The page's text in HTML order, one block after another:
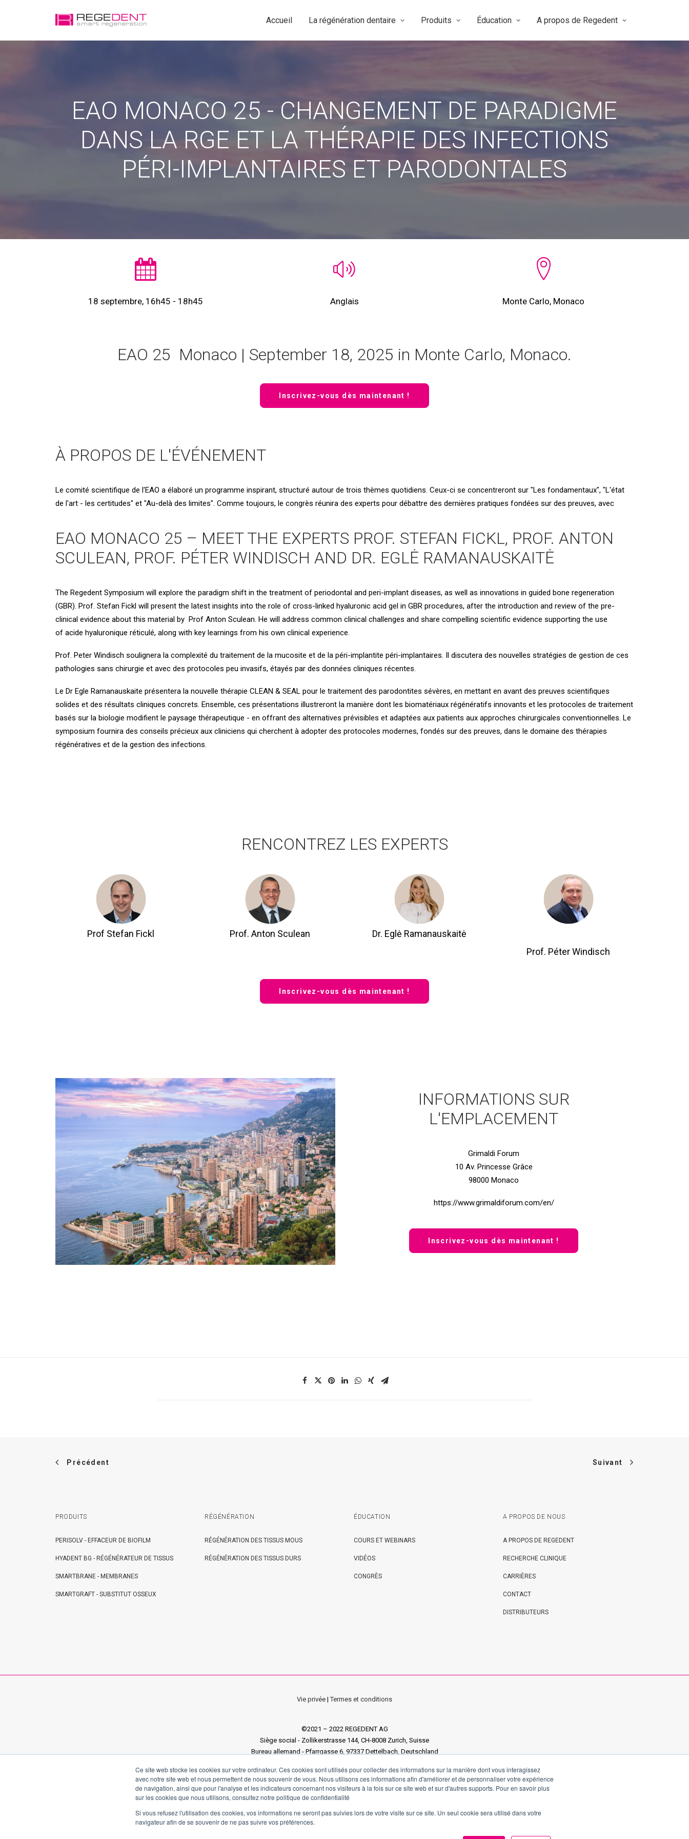
Ce site web stocke les cookies sur votre ordinateur. Ces cookies sont utilisés pour collecter des informations sur la manière dont vous interagissez
avec notre site web et nous permettent de nous souvenir de vous. Nous utilisons ces informations afin d'améliorer et de personnaliser votre expérience
de navigation, ainsi que pour l'analyse et les indicateurs concernant nos visiteurs à la fois sur ce site web et sur d'autres supports. Pour en savoir plus
sur les cookies que nous utilisons, consultez notre politique de confidentialité
Si vous refusez l'utilisation des cookies, vos informations ne seront pas suivies lors de votre visite sur ce site. Un seul cookie sera utilisé dans votre
navigateur afin de se souvenir de ne pas suivre vos préférences.
Accueil La régénération dentaire Produits Éducation A propos de Regedent
EAO MONACO 25 - CHANGEMENT DE PARADIGME
DANS LA RGE ET LA THÉRAPIE DES INFECTIONS
PÉRI-IMPLANTAIRES ET PARODONTALES
18 septembre, 16h45 - 18h45 Anglais Monte Carlo, Monaco
EAO 25 Monaco | September 18, 2025 in Monte Carlo, Monaco.
Inscrivez-vous dès maintenant !
À PROPOS DE L'ÉVÉNEMENT
Le comité scientifique de l'EAO a élaboré un programme inspirant, structuré autour de trois thèmes quotidiens. Ceux-ci se concentreront sur "Les fondamentaux", "L'état
de l'art - les certitudes" et "Au-delà des limites". Comme toujours, le congrès réunira des experts pour débattre des dernières pratiques fondées sur des preuves, avec
EAO MONACO 25 – MEET THE EXPERTS PROF. STEFAN FICKL, PROF. ANTON
SCULEAN, PROF. PÉTER WINDISCH AND DR. EGLĖ RAMANAUSKAITĖ
The Regedent Symposium will explore the paradigm shift in the treatment of periodontal and peri-implant diseases, as well as innovations in guided bone regeneration
(GBR). Prof. Stefan Fickl will present the latest insights into the role of cross-linked hyaluronic acid gel in GBR procedures, after the introduction and review of the pre-
clinical evidence about this material by Prof Anton Sculean. He will address common clinical challenges and share compelling scientific evidence supporting the use
of acide hyaluronique réticulé, along with key learnings from his own clinical experience.
Prof. Peter Windisch soulignera la complexité du traitement de la mucosite et de la péri-implantite péri-implantaires. Il discutera des nouvelles stratégies de gestion de ces
pathologies sans chirurgie et avec des protocoles peu invasifs, étayés par des données cliniques récentes.
Le Dr Egle Ramanauskaite présentera la nouvelle thérapie CLEAN & SEAL pour le traitement des parodontites sévères, en mettant en avant des preuves scientifiques
solides et des résultats cliniques concrets. Ensemble, ces présentations illustreront la manière dont les biomatériaux régénératifs innovants et les protocoles de traitement
basés sur la biologie modifient le paysage thérapeutique - en offrant des alternatives prévisibles et adaptées aux patients aux approches chirurgicales conventionnelles. Le
symposium fournira des conseils précieux aux cliniciens qui cherchent à adopter des protocoles modernes, fondés sur des preuves, dans le domaine des thérapies
régénératives et de la gestion des infections.
RENCONTREZ LES EXPERTS
Prof Stefan Fickl Prof. Anton Sculean
Dr. Eglė Ramanauskaitė
Prof. Péter Windisch
Inscrivez-vous dès maintenant !
INFORMATIONS SUR
L'EMPLACEMENT
Grimaldi Forum
10 Av. Princesse Grâce
98000 Monaco
https://www.grimaldiforum.com/en/
Inscrivez-vous dès maintenant !
Précédent Suivant
PRODUITS
PERISOLV - EFFACEUR DE BIOFILM
HYADENT BG - RÉGÉNÉRATEUR DE TISSUS
SMARTBRANE - MEMBRANES
SMARTGRAFT - SUBSTITUT OSSEUX
RÉGÉNÉRATION
RÉGÉNÉRATION DES TISSUS MOUS
RÉGÉNÉRATION DES TISSUS DURS
ÉDUCATION
COURS ET WEBINARS
VIDÉOS
CONGRÈS
A PROPOS DE NOUS
A PROPOS DE REGEDENT
RECHERCHE CLINIQUE
CARRIÈRES
CONTACT
DISTRIBUTEURS
Vie privée |Termes et conditions
©2021 – 2022 REGEDENT AG
Siège social - Zollikerstrasse 144, CH-8008 Zurich, Suisse
Bureau allemand - Pfarrgasse 6, 97337 Dettelbach, Deutschland
[elfsight_age_verification id="4"]